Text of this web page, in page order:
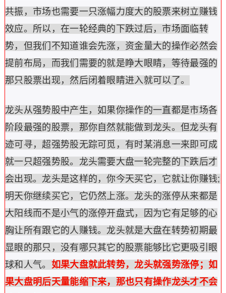
共振，市场也需要一只涨幅力度大的股票来树立赚钱
效应。所以，在一轮经典的下跌过后，市场面临转
势，但我们不知道谁会先涨，资金量大的操作必然会
提前布局，而我们需要的就是睁大眼睛，等待最强的
那只股票出现，然后闭着眼睛进入就可以了。
龙头从强势股中产生，如果你操作的一直都是市场各
阶段最强的股票，那你自然就能做到龙头。但龙头有
迹可寻，超强势股无踪可觅，有时某消息一来即可成
就一只超强势股。龙头需要大盘一轮完整的下跌后才
会出现。龙头是这样的，你今天买它，它就让你赚钱;
明天你继续买它，它仍然上涨。龙头的涨停从来都是
大阳线而不是小气的涨停开盘式，因为它有足够的心
胸让所有跟它的人赚钱。龙头就是大盘在转势初期最
显眼的那只，没有哪只其它的股票能够比它更吸引眼
球和人气。 如果大盘就此转势，龙头就强势涨停；如
果大盘明后天量能缩下来，那也只有操作龙头才不会